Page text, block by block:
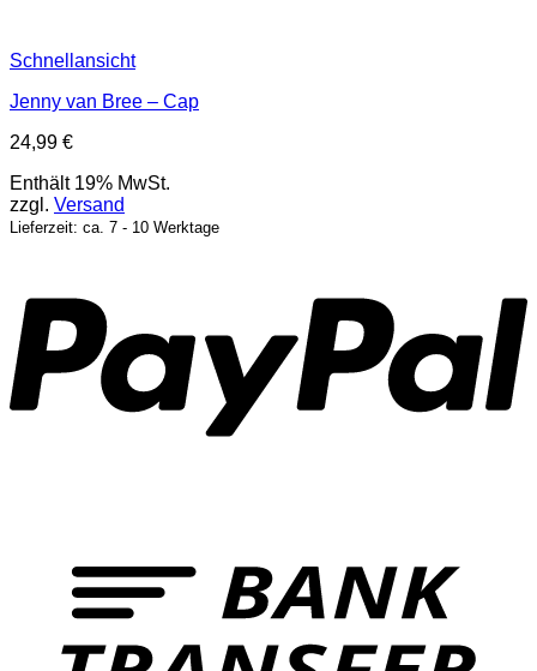
Schnellansicht
Jenny van Bree – Cap
24,99 €
Enthält 19% MwSt.
zzgl. Versand
Lieferzeit: ca. 7 - 10 Werktage